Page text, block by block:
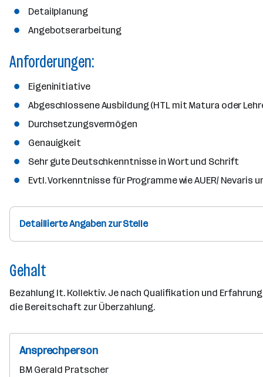
e
n
a
Detailplanung
Angebotserarbeitung
Anforderungen:
Eigeninitiative
Abgeschlossene Ausbildung (HTL mit Matura oder
Durchsetzungsvermögen
Genauigkeit
Sehr gute Deutschkenntnisse in Wort und Schrift
Evtl. Vorkenntnisse für Programme wie AUER/ Nevaris
Detaillierte Angaben zur Stelle
Gehalt
Bezahlung It. Kollektiv. Je nach Qualifikation und
die Bereitschaft zur Überzahlung.
Ansprechperson
BM Gerald Pratscher